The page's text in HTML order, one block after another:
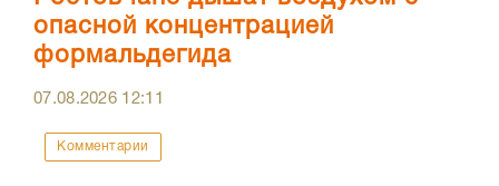
опасной концентрацией
формальдегида
07.08.2026 12:11
Комментарии